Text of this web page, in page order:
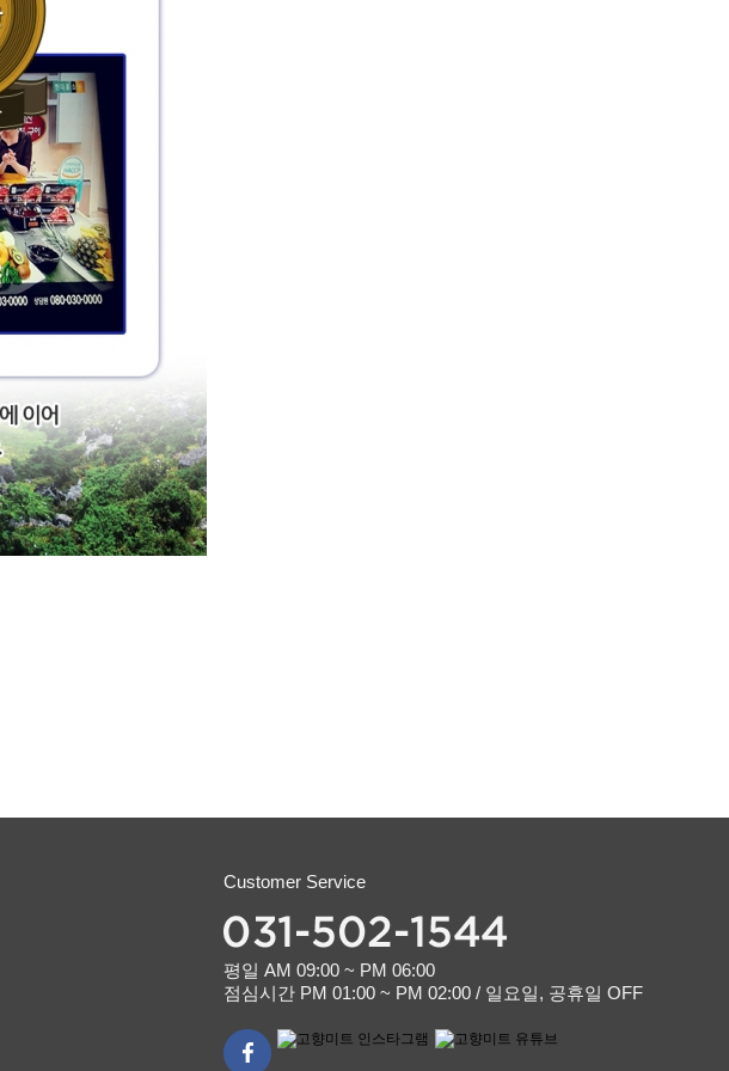
Customer Service
평일 AM 09:00 ~ PM 06:00
점심시간 PM 01:00 ~ PM 02:00 / 일요일, 공휴일 OFF